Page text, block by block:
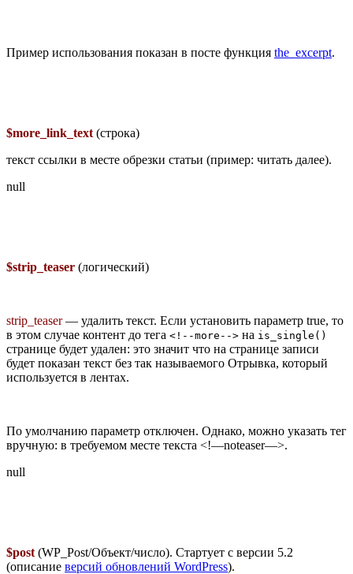
Пример использования показан в посте функция the_excerpt.
$more_link_text (строка)
текст ссылки в месте обрезки статьи (пример: читать далее).
null
$strip_teaser (логический)
strip_teaser— удалить текст. Если установить параметр true, то
в этом случае контент до тега <!--more--> на is_single()
странице будет удален: это значит что на странице записи
будет показан текст без так называемого Отрывка, который
используется в лентах.
По умолчанию параметр отключен. Однако, можно указать тег
вручную: в требуемом месте текста <!—noteaser—>.
null
$post (WP_Post/Объект/число). Стартует с версии 5.2
(описание версий обновлений WordPress).